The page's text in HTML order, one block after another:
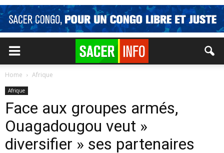
Home Afrique
Afrique
Face aux groupes armés,
Ouagadougou veut »
diversifier » ses partenaires